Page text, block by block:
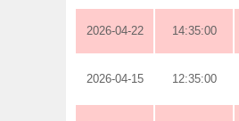
2026-04-22 14:35:00
2026-04-15 12:35:00